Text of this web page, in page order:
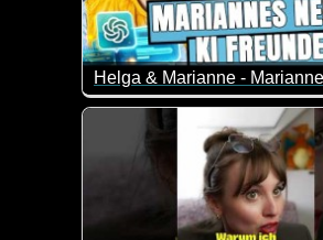
Marianne ist glücklich, denn